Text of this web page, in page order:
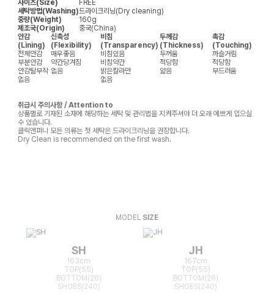
사이즈(Size)
FREE
세탁방법(Washing)드라이크리닝(Dry cleaning)
중량(Weight)
160g
제조국(Origin)
중국(China)
안감
(Lining)
신축성
(Flexibility)
비침
(Transparency)
두께감
(Thickness)
촉감
(Touching)
전체안감
매우좋음 비침있음 두꺼움
까슬거림
부분안감
약간당겨짐 비침약간 적당함
적당함
안감탈부착 없음 밝은칼라만 얇음
부드러움
없음
없음
취급시 주의사항 / Attention to
상품별로 기재된 소재에 해당하는 세탁 및 관리법을 지켜주셔야 더 오래 예쁘게 입으실
수 있습니다.
클릭앤퍼니 모든 의류는 첫 세탁은 드라이크리닝을 권장합니다.
Dry Clean is recommended on the first wash.
MODEL SIZE
SH
163cm
TOP(55)
BOTTOM(26)
SHOES(240)
JH
167cm
TOP(55)
BOTTOM(26)
SHOES(240)